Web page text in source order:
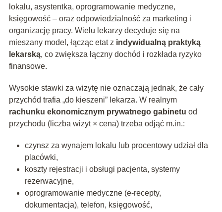
lokalu, asystentka, oprogramowanie medyczne,
księgowość – oraz odpowiedzialność za marketing i
organizację pracy. Wielu lekarzy decyduje się na
mieszany model, łącząc etat z indywidualną praktyką
lekarską, co zwiększa łączny dochód i rozkłada ryzyko
finansowe.
Wysokie stawki za wizytę nie oznaczają jednak, że cały
przychód trafia „do kieszeni” lekarza. W realnym
rachunku ekonomicznym prywatnego gabinetu od
przychodu (liczba wizyt × cena) trzeba odjąć m.in.:
czynsz za wynajem lokalu lub procentowy udział dla
placówki,
koszty rejestracji i obsługi pacjenta, systemy
rezerwacyjne,
oprogramowanie medyczne (e‑recepty,
dokumentacja), telefon, księgowość,